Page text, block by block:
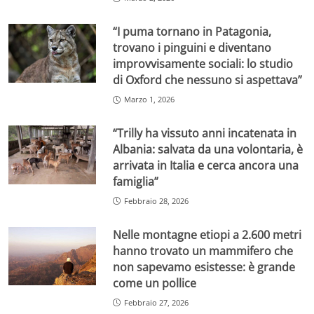
“I puma tornano in Patagonia,
trovano i pinguini e diventano
improvvisamente sociali: lo studio
di Oxford che nessuno si aspettava”
Marzo 1, 2026
“Trilly ha vissuto anni incatenata in
Albania: salvata da una volontaria, è
arrivata in Italia e cerca ancora una
famiglia”
Febbraio 28, 2026
Nelle montagne etiopi a 2.600 metri
hanno trovato un mammifero che
non sapevamo esistesse: è grande
come un pollice
Febbraio 27, 2026